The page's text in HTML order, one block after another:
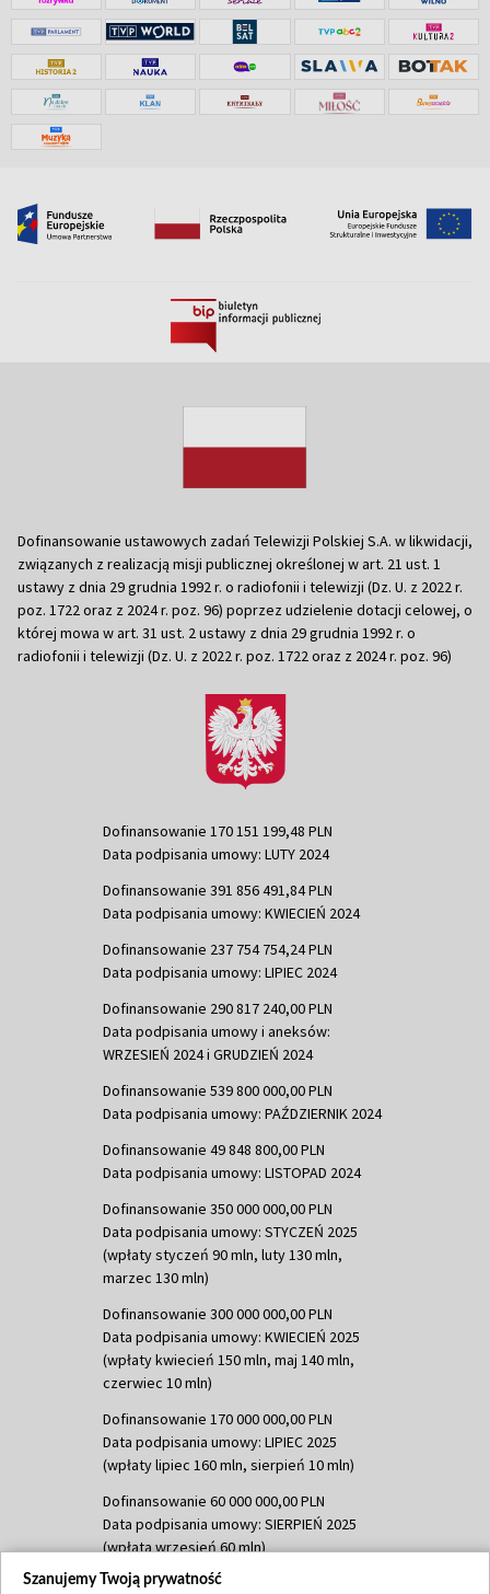
Dofinansowanie ustawowych zadań Telewizji Polskiej S.A. w likwidacji,
związanych z realizacją misji publicznej określonej w art. 21 ust. 1
ustawy z dnia 29 grudnia 1992 r. o radiofonii i telewizji (Dz. U. z 2022 r.
poz. 1722 oraz z 2024 r. poz. 96) poprzez udzielenie dotacji celowej, o
której mowa w art. 31 ust. 2 ustawy z dnia 29 grudnia 1992 r. o
radiofonii i telewizji (Dz. U. z 2022 r. poz. 1722 oraz z 2024 r. poz. 96)
Dofinansowanie 170 151 199,48 PLN
Data podpisania umowy: LUTY 2024
Dofinansowanie 391 856 491,84 PLN
Data podpisania umowy: KWIECIEŃ 2024
Dofinansowanie 237 754 754,24 PLN
Data podpisania umowy: LIPIEC 2024
Dofinansowanie 290 817 240,00 PLN
Data podpisania umowy i aneksów:
WRZESIEŃ 2024 i GRUDZIEŃ 2024
Dofinansowanie 539 800 000,00 PLN
Data podpisania umowy: PAŹDZIERNIK 2024
Dofinansowanie 49 848 800,00 PLN
Data podpisania umowy: LISTOPAD 2024
Dofinansowanie 350 000 000,00 PLN
Data podpisania umowy: STYCZEŃ 2025
(wpłaty styczeń 90 mln, luty 130 mln,
marzec 130 mln)
Dofinansowanie 300 000 000,00 PLN
Data podpisania umowy: KWIECIEŃ 2025
(wpłaty kwiecień 150 mln, maj 140 mln,
czerwiec 10 mln)
Dofinansowanie 170 000 000,00 PLN
Data podpisania umowy: LIPIEC 2025
(wpłaty lipiec 160 mln, sierpień 10 mln)
Dofinansowanie 60 000 000,00 PLN
Data podpisania umowy: SIERPIEŃ 2025
(wpłata wrzesień 60 mln)
Dofinansowanie 635 783 051,21 PLN
Szanujemy Twoją prywatność